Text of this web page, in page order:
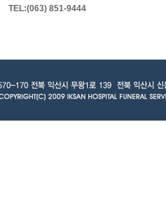
TEL:(063) 851-9444